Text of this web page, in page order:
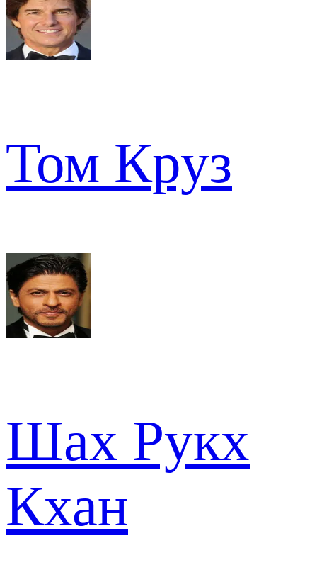
Том Круз
Шах Рукх
Кхан